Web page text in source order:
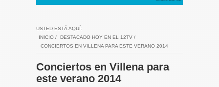
USTED ESTÁ AQUÍ:
INICIO / DESTACADO HOY EN EL 12TV /
CONCIERTOS EN VILLENA PARA ESTE VERANO 2014
Conciertos en Villena para
este verano 2014